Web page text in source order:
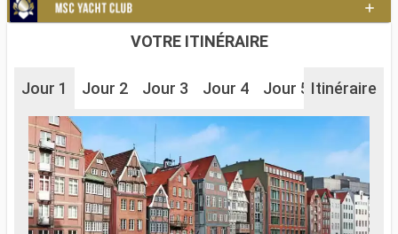
VOTRE ITINÉRAIRE
Jour 1 Jour 2 Jour 3 Jour 4 Jour 5 Jour 6
Itinéraire